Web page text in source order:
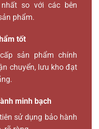
so với các bên
phẩm.
tốt
sản phẩm chính
chuyển, lưu kho đạt
minh bạch
sử dụng bảo hành